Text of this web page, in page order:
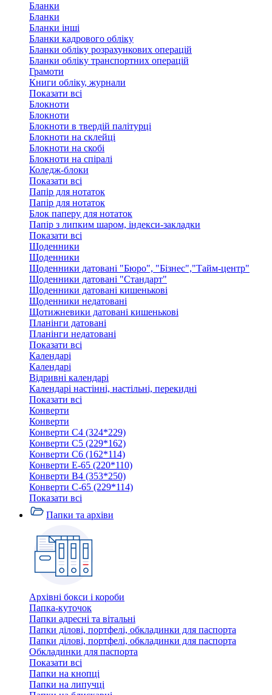
Бланки
Бланки
Бланки інші
Бланки кадрового обліку
Бланки обліку розрахункових операцій
Бланки обліку транспортних операцій
Грамоти
Книги обліку, журнали
Показати всі
Блокноти
Блокноти
Блокноти в твердій палітурці
Блокноти на склейці
Блокноти на скобі
Блокноти на спіралі
Коледж-блоки
Показати всі
Папір для нотаток
Папір для нотаток
Блок паперу для нотаток
Папір з липким шаром, індекси-закладки
Показати всі
Щоденники
Щоденники
Щоденники датовані "Бюро", "Бізнес","Тайм-центр"
Щоденники датовані "Стандарт"
Щоденники датовані кишенькові
Щоденники недатовані
Щотижневики датовані кишенькові
Планінги датовані
Планінги недатовані
Показати всі
Календарі
Календарі
Відривні календарі
Календарі настінні, настільні, перекидні
Показати всі
Конверти
Конверти
Конверти C4 (324*229)
Конверти C5 (229*162)
Конверти C6 (162*114)
Конверти E-65 (220*110)
Конверти В4 (353*250)
Конверти С-65 (229*114)
Показати всі
Папки та архіви
Архівні бокси і короби
Папка-куточок
Папки адресні та вітальні
Папки ділові, портфелі, обкладинки для паспорта
Папки ділові, портфелі, обкладинки для паспорта
Обкладинки для паспорта
Показати всі
Папки на кнопці
Папки на липучці